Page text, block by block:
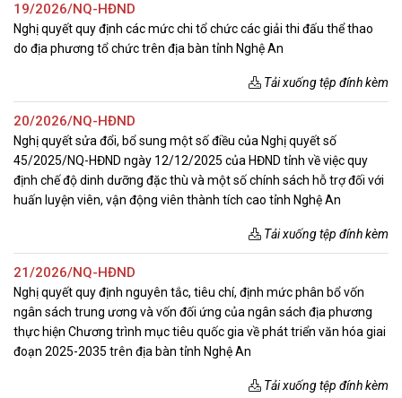
19/2026/NQ-HĐND
Nghị quyết quy định các mức chi tổ chức các giải thi đấu thể thao
do địa phương tổ chức trên địa bàn tỉnh Nghệ An
Tải xuống tệp đính kèm
20/2026/NQ-HĐND
Nghị quyết sửa đổi, bổ sung một số điều của Nghị quyết số
45/2025/NQ-HĐND ngày 12/12/2025 của HĐND tỉnh về việc quy
định chế độ dinh dưỡng đặc thù và một số chính sách hỗ trợ đối với
huấn luyện viên, vận động viên thành tích cao tỉnh Nghệ An
Tải xuống tệp đính kèm
21/2026/NQ-HĐND
Nghị quyết quy định nguyên tắc, tiêu chí, định mức phân bổ vốn
ngân sách trung ương và vốn đối ứng của ngân sách địa phương
thực hiện Chương trình mục tiêu quốc gia về phát triển văn hóa giai
đoạn 2025-2035 trên địa bàn tỉnh Nghệ An
Tải xuống tệp đính kèm